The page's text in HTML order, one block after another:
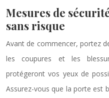
Mesures de
sans risque
Avant de commencer, portez
les coupures et les
protégeront vos yeux de
Assurez-vous que la porte est